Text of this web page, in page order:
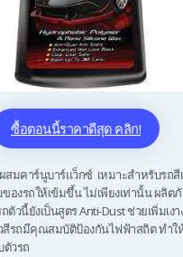
ซื้อตอนนี้ราคาดีสุด คลิก!
สมคาร์นูบาร์แว็กซ์ เหมาะสำหรับรถสี
องรถให้เข้มขึ้น ไม่เพียงเท่านั้น ผลิ
ตัวนี้ยังเป็นสูตร Anti-Dust ช่วยเพิ่มเง
สีรถมีคุณสมบัติป้องกันไฟฟ้าสถิต ทำใ
ตัวรถ